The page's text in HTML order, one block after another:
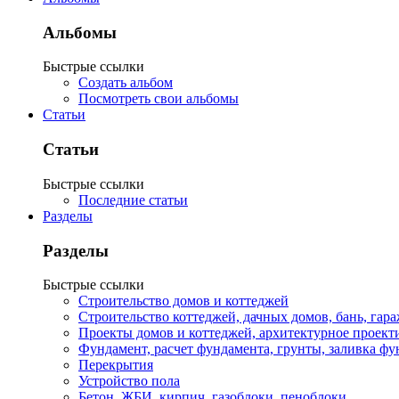
Альбомы
Быстрые ссылки
Создать альбом
Посмотреть свои альбомы
Статьи
Статьи
Быстрые ссылки
Последние статьи
Разделы
Разделы
Быстрые ссылки
Строительство домов и коттеджей
Строительство коттеджей, дачных домов, бань,
Проекты домов и коттеджей, архитектурное
Фундамент, расчет фундамента, грунты, заливка
Перекрытия
Устройство пола